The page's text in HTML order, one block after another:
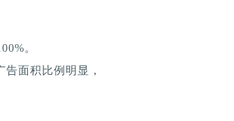
。
面积比例明显，